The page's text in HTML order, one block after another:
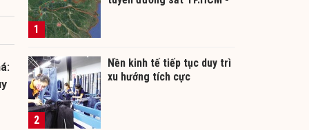
1
2
Nền kinh tế tiếp tục duy trì
xu hướng tích cực